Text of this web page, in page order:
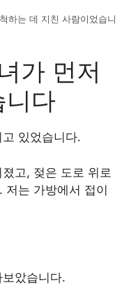
하는 데 지친 사람이었습니
가 먼저
니다
있었습니다.
고, 젖은 도로 위로
저는 가방에서 접이
았습니다.